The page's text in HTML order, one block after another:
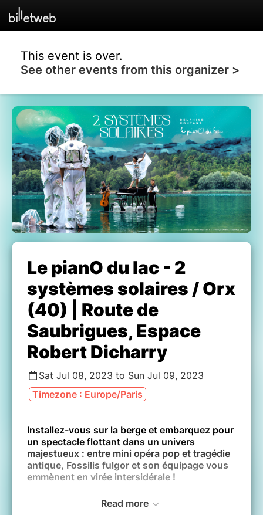
This event is over.
See other events from this organizer >
Le pianO du lac - 2
systèmes solaires / Orx
(40) | Route de
Saubrigues, Espace
Robert Dicharry
Sat Jul 08, 2023 to Sun Jul 09, 2023
Timezone : Europe/Paris
Installez-vous sur la berge et embarquez pour
un spectacle flottant dans un univers
majestueux : entre mini opéra pop et tragédie
antique, Fossilis fulgor et son équipage vous
emmènent en virée intersidérale !
Read more